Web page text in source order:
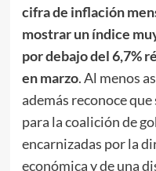
cifra de inflación
mostrar un índice
por debajo del 6,7%
en marzo. Al menos
además reconoce
para la coalición de
encarnizadas por la
económica y de una